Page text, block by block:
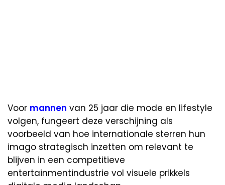
Voor mannen van 25 jaar die mode en lifestyle
volgen, fungeert deze verschijning als
voorbeeld van hoe internationale sterren hun
imago strategisch inzetten om relevant te
blijven in een competitieve
entertainmentindustrie vol visuele prikkels